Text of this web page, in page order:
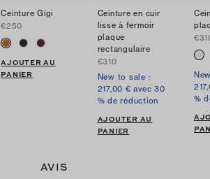
Ceinture Gigi
€250
AJOUTER AU
PANIER
Ceinture en cuir
lisse à fermoir
plaque
rectangulaire
€310
New to sale :
217,00 € avec 30
% de réduction
AJOUTER AU
PANIER
%
AVIS